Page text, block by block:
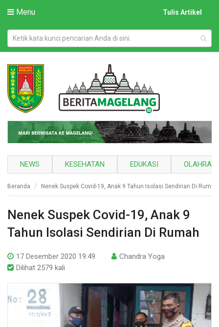
Menu Tulis Artikel
NEWS KESEHATAN EDUKASI
Beranda Nenek Suspek Covid-19, Anak 9 Tahun Isolasi Sendirian Di Rumah
Nenek Suspek Covid-19, Anak 9
Tahun Isolasi Sendirian Di Rumah
17 Desember 2020 19:49
Chandra Yoga
Dilihat 2579 kali